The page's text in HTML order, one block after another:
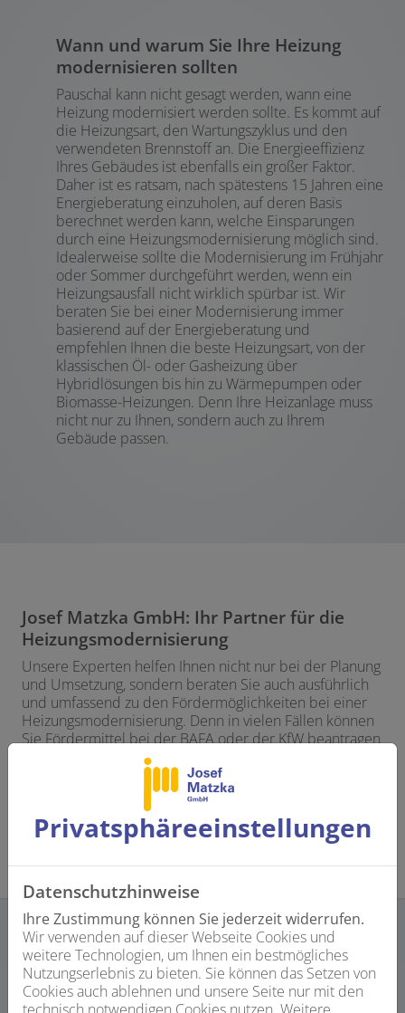
Wann und warum Sie Ihre Heizung
modernisieren sollten
Pauschal kann nicht gesagt werden, wann eine
Heizung modernisiert werden sollte. Es kommt auf
die Heizungsart, den Wartungszyklus und den
verwendeten Brennstoff an. Die Energieeffizienz
Ihres Gebäudes ist ebenfalls ein großer Faktor.
Daher ist es ratsam, nach spätestens 15 Jahren eine
Energieberatung einzuholen, auf deren Basis
berechnet werden kann, welche Einsparungen
durch eine Heizungsmodernisierung möglich sind.
Idealerweise sollte die Modernisierung im Frühjahr
oder Sommer durchgeführt werden, wenn ein
Heizungsausfall nicht wirklich spürbar ist. Wir
beraten Sie bei einer Modernisierung immer
basierend auf der Energieberatung und
empfehlen Ihnen die beste Heizungsart, von der
klassischen Öl- oder Gasheizung über
Hybridlösungen bis hin zu Wärmepumpen oder
Biomasse-Heizungen. Denn Ihre Heizanlage muss
nicht nur zu Ihnen, sondern auch zu Ihrem
Gebäude passen.
Josef Matzka GmbH: Ihr Partner für die
Heizungsmodernisierung
Unsere Experten helfen Ihnen nicht nur bei der Planung
und Umsetzung, sondern beraten Sie auch ausführlich
und umfassend zu den Fördermöglichkeiten bei einer
Heizungsmodernisierung. Denn in vielen Fällen können
Sie Fördermittel bei der BAFA oder der KfW beantragen
und bares Geld sparen. Da alle modernen
Heizungsanlagen eine bessere Energieeffizienz haben
als alte Systeme, ist eine Förderung oft möglich –
übrigens auch für eine Energieberatung!
Unser Angebot für Sie:
Privatsphäre­einstellungen
Datenschutzhinweise
Ihre Zustimmung können Sie jederzeit widerrufen.
Wir verwenden auf dieser Webseite Cookies und
weitere Technologien, um Ihnen ein bestmögliches
Nutzungserlebnis zu bieten. Sie können das Setzen von
Cookies auch ablehnen und unsere Seite nur mit den